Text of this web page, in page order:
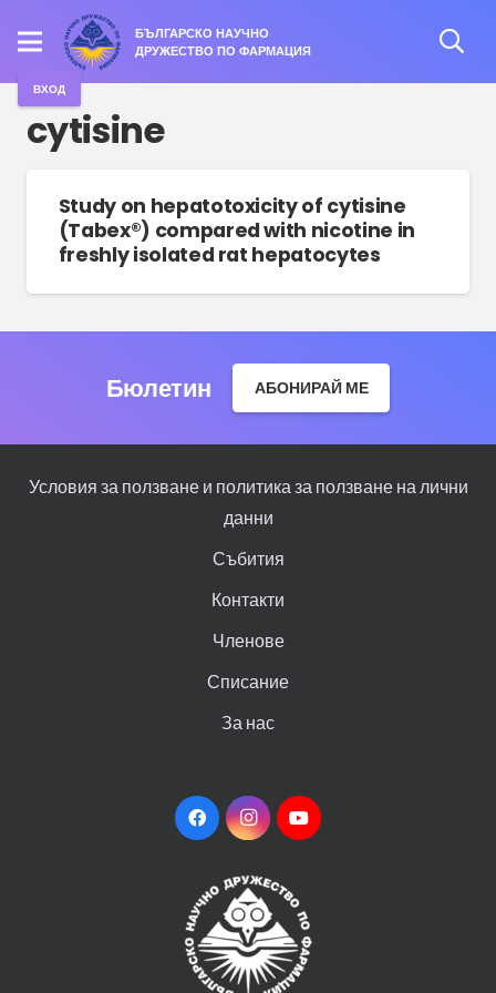
БЪЛГАРСКО НАУЧНО
ДРУЖЕСТВО ПО ФАРМАЦИЯ
ВХОД
cytisine
Study on hepatotoxicity of cytisine
(Tabex®) compared with nicotine in
freshly isolated rat hepatocytes
Бюлетин АБОНИРАЙ МЕ
Условия за ползване и политика за ползване на лични
данни
Събития
Контакти
Членове
Списание
За нас